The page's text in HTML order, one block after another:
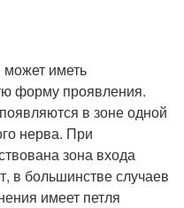
может иметь
форму проявления.
в зоне одной
нерва. При
зона входа
в большинстве случаев
имеет петля